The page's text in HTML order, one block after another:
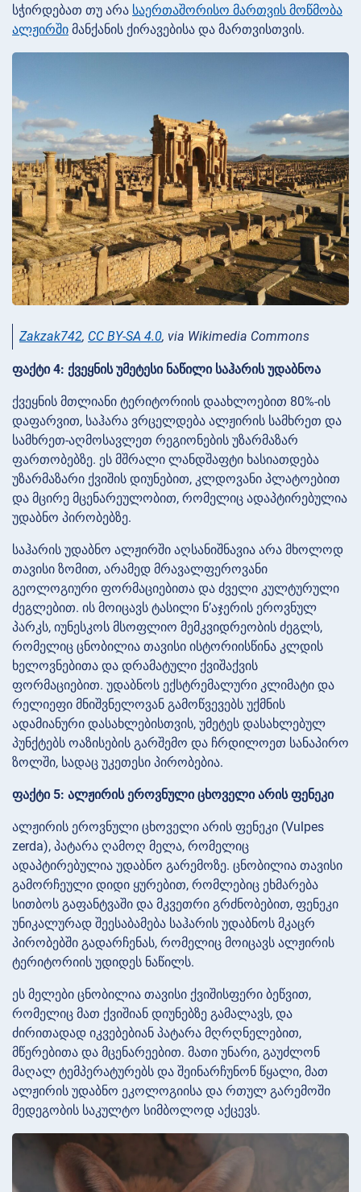
სჭირდებათ თუ არა საერთაშორისო მართვის მოწმობა
ალჟირში მანქანის ქირავებისა და მართვისთვის.
Zakzak742, CC BY-SA 4.0, via Wikimedia Commons
ფაქტი 4: ქვეყნის უმეტესი ნაწილი საჰარის უდაბნოა
ქვეყნის მთლიანი ტერიტორიის დაახლოებით 80%-ის
დაფარვით, საჰარა ვრცელდება ალჟირის სამხრეთ და
სამხრეთ-აღმოსავლეთ რეგიონების უზარმაზარ
ფართობებზე. ეს მშრალი ლანდშაფტი ხასიათდება
უზარმაზარი ქვიშის დიუნებით, კლდოვანი პლატოებით
და მცირე მცენარეულობით, რომელიც ადაპტირებულია
უდაბნო პირობებზე.
საჰარის უდაბნო ალჟირში აღსანიშნავია არა მხოლოდ
თავისი ზომით, არამედ მრავალფეროვანი
გეოლოგიური ფორმაციებითა და ძველი კულტურული
ძეგლებით. ის მოიცავს ტასილი ნ’აჯერის ეროვნულ
პარკს, იუნესკოს მსოფლიო მემკვიდრეობის ძეგლს,
რომელიც ცნობილია თავისი ისტორიისწინა კლდის
ხელოვნებითა და დრამატული ქვიშაქვის
ფორმაციებით. უდაბნოს ექსტრემალური კლიმატი და
რელიეფი მნიშვნელოვან გამოწვევებს უქმნის
ადამიანური დასახლებისთვის, უმეტეს დასახლებულ
პუნქტებს ოაზისების გარშემო და ჩრდილოეთ სანაპირო
ზოლში, სადაც უკეთესი პირობებია.
ფაქტი 5: ალჟირის ეროვნული ცხოველი არის ფენეკი
ალჟირის ეროვნული ცხოველი არის ფენეკი (Vulpes
zerda), პატარა ღამოღ მელა, რომელიც
ადაპტირებულია უდაბნო გარემოზე. ცნობილია თავისი
გამორჩეული დიდი ყურებით, რომლებიც ეხმარება
სითბოს გაფანტვაში და მკვეთრი გრძნობებით, ფენეკი
უნიკალურად შეესაბამება საჰარის უდაბნოს მკაცრ
პირობებში გადარჩენას, რომელიც მოიცავს ალჟირის
ტერიტორიის უდიდეს ნაწილს.
ეს მელები ცნობილია თავისი ქვიშისფერი ბეწვით,
რომელიც მათ ქვიშიან დიუნებზე გამალავს, და
ძირითადად იკვებებიან პატარა მღრღნელებით,
მწერებითა და მცენარეებით. მათი უნარი, გაუძლონ
მაღალ ტემპერატურებს და შეინარჩუნონ წყალი, მათ
ალჟირის უდაბნო ეკოლოგიისა და რთულ გარემოში
მედეგობის საკულტო სიმბოლოდ აქცევს.